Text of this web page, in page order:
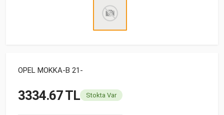
OPEL MOKKA-B 21-
3334.67 TL Stokta Var